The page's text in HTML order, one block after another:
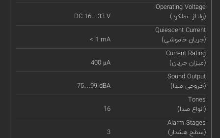
Operating Voltage
(ولتاژ عملکرد)
DC 16…33 V
Quiescent Current
(جریان خاموشی)
< 1 mA
Current Rating
(میزان جریان)
400 μA
Sound Output
(خروجی صدا)
75…99 dBA
Tones
(انواع صدا)
16
Alarm Stages
(سطح هشدار)
3